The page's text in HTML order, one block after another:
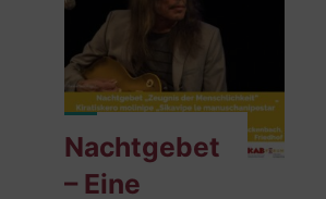
Nachtgebet
– Eine